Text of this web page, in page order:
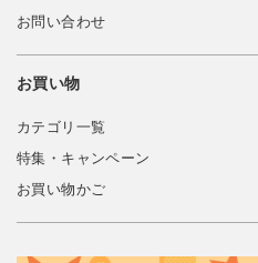
お問い合わせ
お買い物
カテゴリ一覧
特集・キャンペーン
お買い物かご